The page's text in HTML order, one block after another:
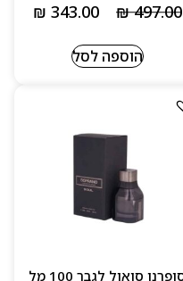
₪497.00
₪ 343.00
הוספה לסל
סופרנו סואול לגבר 100 מל